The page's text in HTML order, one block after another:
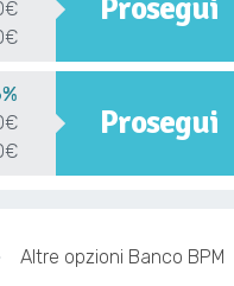
Prosegui
Prosegui
Altre opzioni Banco BPM